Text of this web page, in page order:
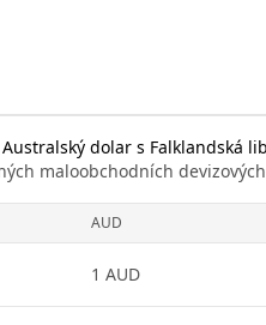
dolar s Falklandská
maloobchodních
AUD
1 AUD